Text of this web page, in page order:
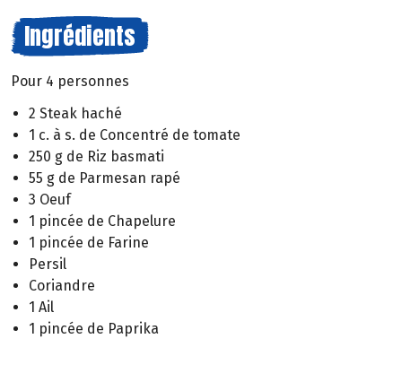
Ingrédients
Pour 4 personnes
2 Steak haché
1 c. à s. de Concentré de tomate
250 g de Riz basmati
55 g de Parmesan rapé
3 Oeuf
1 pincée de Chapelure
1 pincée de Farine
Persil
Coriandre
1 Ail
1 pincée de Paprika